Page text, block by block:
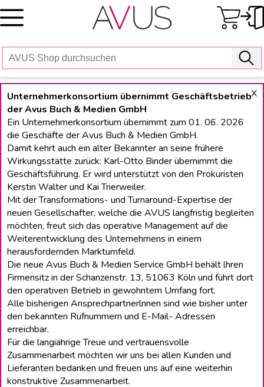
Skip
to
X
Unternehmerkonsortium übernimmt Geschäftsbetrieb
der Avus Buch & Medien GmbH
Ein Unternehmerkonsortium übernimmt zum 01. 06. 2026
die Geschäfte der Avus Buch & Medien GmbH.
Damit kehrt auch ein alter Bekannter an seine frühere
Wirkungsstätte zurück: Karl-Otto Binder übernimmt die
Geschäftsführung. Er wird unterstützt von den Prokuristen
Kerstin Walter und Kai Trierweiler.
Mit der Transformations- und Turnaround-Expertise der
neuen Gesellschafter, welche die AVUS langfristig begleiten
möchten, freut sich das operative Management auf die
Weiterentwicklung des Unternehmens in einem
herausfordernden Marktumfeld.
Die neue Avus Buch & Medien Service GmbH behält lhren
Firmensitz in der Schanzenstr. 13, 51063 Köln und führt dort
den operativen Betrieb in gewohntem Umfang fort.
Alle bisherigen Ansprechpartnerlnnen sind wie bisher unter
den bekannten Rufnummern und E-Mail- Adressen
erreichbar.
Für die langiährige Treue und vertrauensvolle
Zusammenarbeit möchten wir uns bei allen Kunden und
Lieferanten bedanken und freuen uns auf eine weiterhin
konstruktive Zusammenarbeit.